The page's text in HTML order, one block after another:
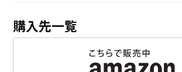
購入先一覧